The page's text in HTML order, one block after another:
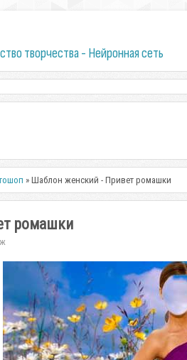
творчества - Нейронная сеть
» Шаблон женский - Привет ромашки
ромашки